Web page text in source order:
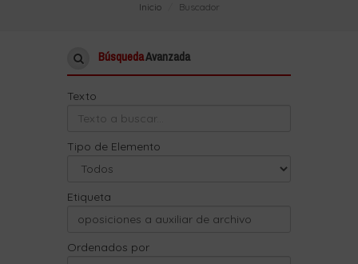
Inicio Buscador
BúsquedaAvanzada
Texto
Tipo de Elemento
Etiqueta
Ordenados por